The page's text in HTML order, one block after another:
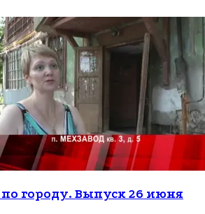
городу. Выпуск 26 июня